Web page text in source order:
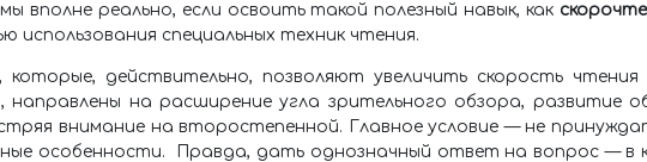
вполне реально, если освоить такой полезный навык, как
специальных техник чтения.
которые, действительно, позволяют увеличить скорость
на расширение угла зрительного обзора, развитие
внимание на второстепенной. Главное условие — не
особенности. Правда, дать однозначный ответ на вопрос — в